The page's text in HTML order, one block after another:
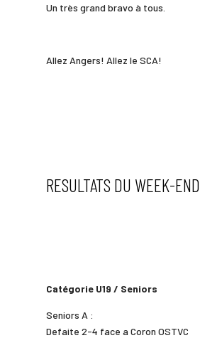
Un très grand bravo à tous.
Allez Angers! Allez le SCA!
RESULTATS DU WEEK-END
Catégorie U19 / Seniors
Seniors A :
Defaite 2-4 face a Coron OSTVC